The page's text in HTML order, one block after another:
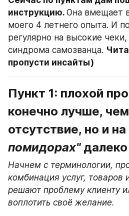
инструкцию. Она вмещает
моего 4 летнего опыта. И
регулярно на высокие
синдрома самозванца.
пропусти инсайты)
Пункт 1: плохой
конечно лучше,
отсутствие, но и на
помидорах"
Начнем с терминологии,
комбинация услуг, товаров
решают проблему клиенту
воплотить своё желание.